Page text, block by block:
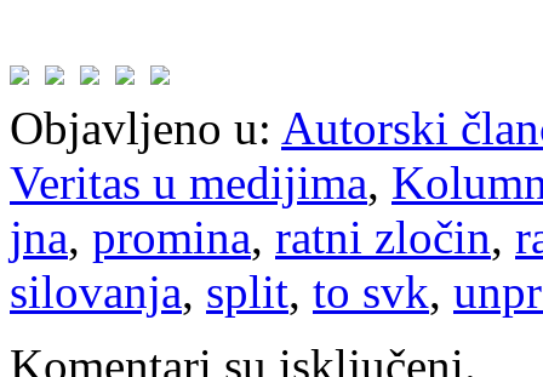
Objavljeno u: Autorski
Veritas u medijima,
jna, promina, ratni zločin,
silovanja, split, to svk,
Komentari su isključeni.